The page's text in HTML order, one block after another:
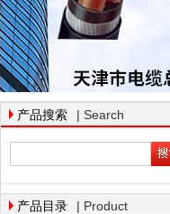
产品搜索 | Search
产品目录 | Product